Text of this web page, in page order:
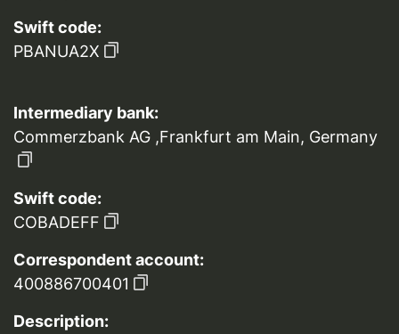
Swift code:
PBANUA2X
Intermediary bank:
Commerzbank AG ,Frankfurt am Main, Germany
Swift code:
COBADEFF
Correspondent account:
400886700401
Description: